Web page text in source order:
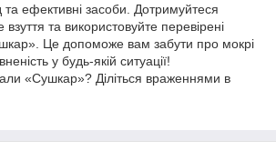
ефективні засоби. Дотримуйтеся
взуття та використовуйте перевірені
Це допоможе вам забути про мокрі
у будь-якій ситуації!
«Сушкар»? Діліться враженнями в